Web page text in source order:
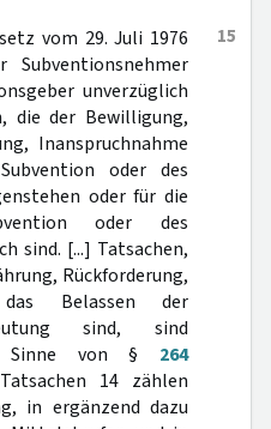
15
vom 29. Juli 1976
unverzüglich
die der Bewilligung,
Inanspruchnahme
oder des
oder für die
oder des
sind. [...] Tatsachen,
Rückforderung,
das Belassen der
sind, sind
Sinne von § 264
14 zählen
in ergänzend dazu